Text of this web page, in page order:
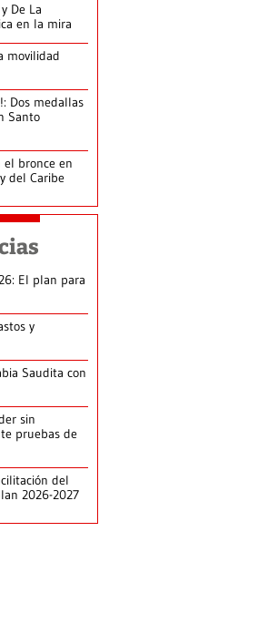
De La
en la mira
movilidad
Dos medallas
Santo
el bronce en
del Caribe
El plan para
y
Saudita con
sin
pruebas de
del
2026-2027